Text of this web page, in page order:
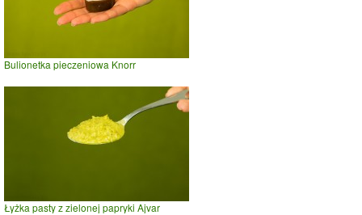
Bulionetka pieczeniowa Knorr
Łyżka pasty z zielonej papryki Ajvar